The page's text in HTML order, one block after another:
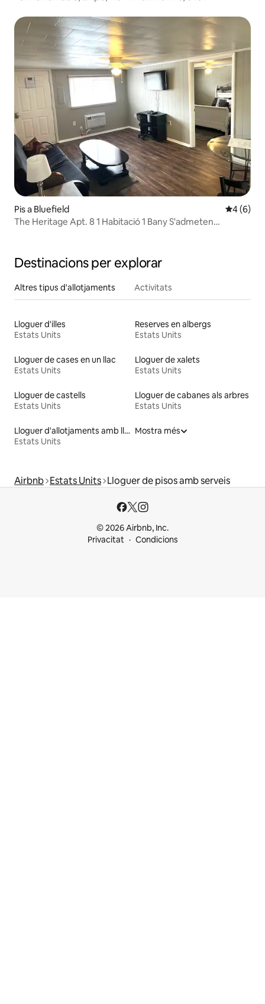
Pis a Bluefield 4 de
4 (6)
The Heritage Apt. 8 1 Habitació 1 Bany S'admeten
Destinacions per explorar
Altres tipus d'allotjaments Activitats
Lloguer d'illes
Estats Units
Reserves en albergs
Estats Units
Lloguer de cases en un llac
Estats Units
Lloguer de xalets
Estats Units
Lloguer de castells
Estats Units
Lloguer de cabanes als arbres
Estats Units
Lloguer d'allotjaments amb llit d'alçada accessible
Estats Units
Mostra més
Airbnb Estats Units Lloguer de pisos amb serveis
© 2026 Airbnb, Inc.
Privacitat
Condicions